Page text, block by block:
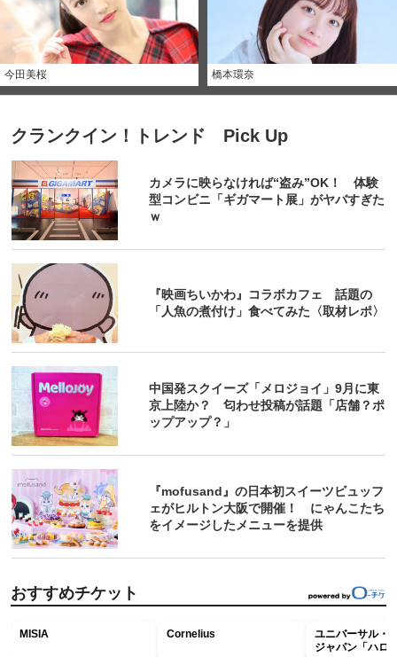
今田美桜 橋本環奈
クランクイン！トレンド Pick Up
カメラに映らなければ“盗み”OK！ 体験
型コンビニ「ギガマート展」がヤバすぎた
ｗ
『映画ちいかわ』コラボカフェ 話題の
「人魚の煮付け」食べてみた〈取材レポ〉
中国発スクイーズ「メロジョイ」9月に東
京上陸か？ 匂わせ投稿が話題「店舗？ポ
ップアップ？」
『mofusand』の日本初スイーツビュッフ
ェがヒルトン大阪で開催！ にゃんこたち
をイメージしたメニューを提供
おすすめチケット
MISIA Cornelius
ユニバーサル・
ジャパン「ハロ